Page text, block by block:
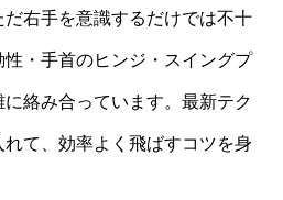
右手を意識するだけでは不十
・手首のヒンジ・スイングプ
絡み合っています。最新テク
て、効率よく飛ばすコツを身